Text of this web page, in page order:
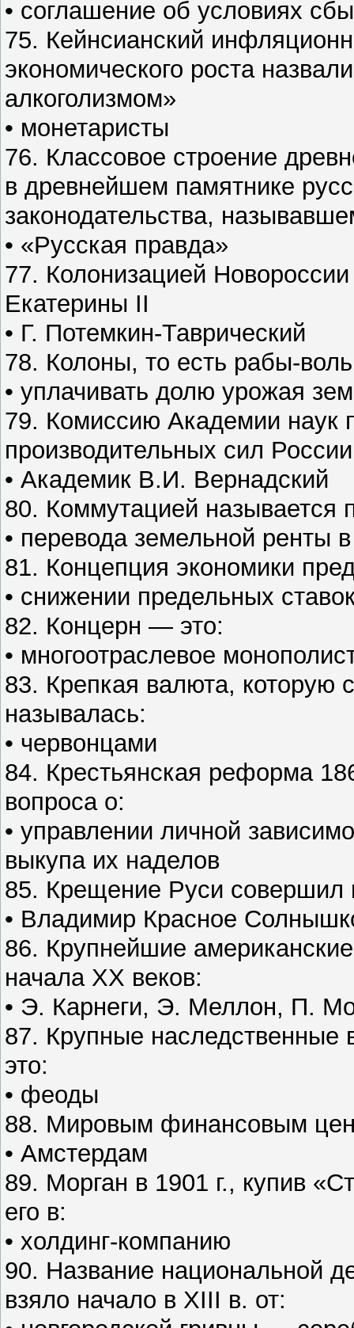
• соглашение об условиях
75. Кейнсианский
экономического роста
алкоголизмом»
• монетаристы
76. Классовое строение
в древнейшем памятнике
законодательства,
• «Русская правда»
77. Колонизацией
Екатерины II
• Г. Потемкин-Таврический
78. Колоны, то есть рабы-
• уплачивать долю урожая
79. Комиссию Академии наук
производительных сил
• Академик В.И. Вернадский
80. Коммутацией называется
• перевода земельной ренты
81. Концепция экономики
• снижении предельных
82. Концерн — это:
• многоотраслевое
83. Крепкая валюта, которую
называлась:
• червонцами
84. Крестьянская реформа
вопроса о:
• управлении личной
выкупа их наделов
85. Крещение Руси совершил
• Владимир Красное
86. Крупнейшие
начала XX веков:
• Э. Карнеги, Э. Меллон, П.
87. Крупные наследственные
это:
• феоды
88. Мировым финансовым
• Амстердам
89. Морган в 1901 г., купив
его в:
• холдинг-компанию
90. Название национальной
взяло начало в XIII в. от: